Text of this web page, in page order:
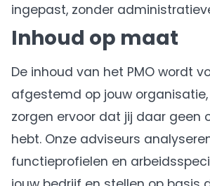
ingepast, zonder
Inhoud op maat
De inhoud van het PMO wordt
afgestemd op jouw
zorgen ervoor dat jij daar geen
hebt. Onze adviseurs
functieprofielen en